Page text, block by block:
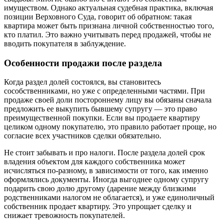
имуществом. Однако актуальная судебная практика, включая
позиции Верховного Суда, говорит об обратном: такая
квартира может быть признана личной собственностью того,
кто платил. Это важно учитывать перед продажей, чтобы не
вводить покупателя в заблуждение.
Особенности продажи после раздела
Когда раздел долей состоялся, вы становитесь
сособственниками, но уже с определенными частями. При
продаже своей доли постороннему лицу вы обязаны сначала
предложить ее выкупить бывшему супругу — это право
преимущественной покупки. Если вы продаете квартиру
целиком одному покупателю, это правило работает проще, но
согласие всех участников сделки обязательно.
Не стоит забывать и про налоги. После раздела долей срок
владения объектом для каждого собственника может
исчисляться по-разному, в зависимости от того, как именно
оформлялись документы. Иногда выгоднее одному супругу
подарить свою долю другому (дарение между близкими
родственниками налогом не облагается), и уже единоличный
собственник продает квартиру. Это упрощает сделку и
снижает тревожность покупателей.